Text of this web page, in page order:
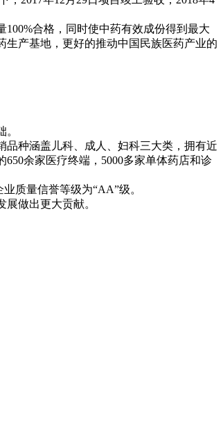
合格，同时使中药有效成份得到最大
产基地，更好的推动中国民族医药产业的
种涵盖儿科、成人、妇科三大类，拥有近
余家医疗终端，5000多家单体药店和诊
质量信誉等级为“AA”级。
做出更大贡献。